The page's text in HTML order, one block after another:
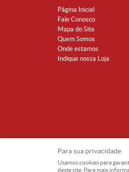
Página Inicial
Fale Conosco
Mapa do Site
Quem Somos
Onde estamos
Indique nossa Loja
Para sua privacidade
Usamos cookies para
deste site. Para mais